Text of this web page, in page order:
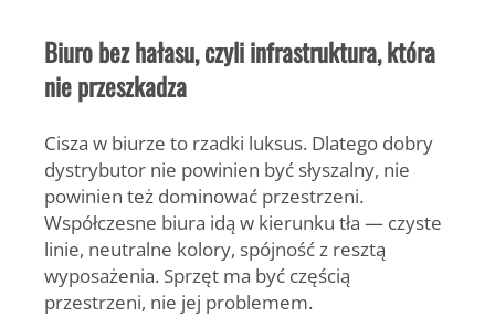
Biuro bez hałasu, czyli infrastruktura, która
nie przeszkadza
Cisza w biurze to rzadki luksus. Dlatego dobry
dystrybutor nie powinien być słyszalny, nie
powinien też dominować przestrzeni.
Współczesne biura idą w kierunku tła — czyste
linie, neutralne kolory, spójność z resztą
wyposażenia. Sprzęt ma być częścią
przestrzeni, nie jej problemem.